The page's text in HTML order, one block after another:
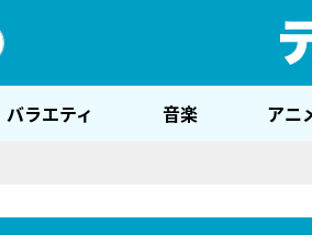
バラエティ 音楽 アニ